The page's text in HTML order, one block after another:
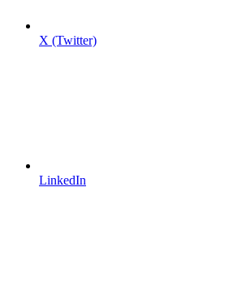
X (Twitter)
LinkedIn